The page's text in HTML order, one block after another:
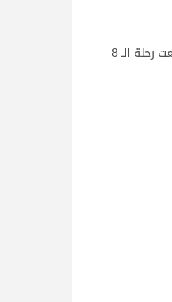
وجاء التوقيت الأفضل في شوط السباق التاسع تحت أرجل “سلمى” ملك هجن الشقب تحت قيادة المضمر سعيد بن عبدالهادي الشهواني، حيث قطعت رحلة الـ 8